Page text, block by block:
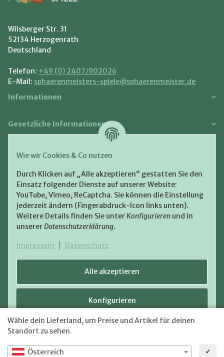
Wähle dein Lieferland, um Preise und Artikel für deinen
Standort zu sehen.
Österreich ✔
Alle akzeptieren
Konfigurieren
Wie wir Cookies & Co nutzen
Durch Klicken auf „Alle akzeptieren“ gestatten Sie den
Einsatz folgender Dienste auf unserer Website:
YouTube, Vimeo, ReCaptcha. Sie können die Einstellung
jederzeit ändern (Fingerabdruck-Icon links unten).
Weitere Details finden Sie unterKonfigurieren und in
unsererDatenschutzerklärung.
Impressum Datenschutz
Wilsberger Str. 31
52134 Herzogenrath
Deutschland
Telefon: +49 (0) 2407/902026
E-Mail: sphaerenmeisters-spiele@sphaerenmeister.de
Informationen
Gesetzliche Informationen
Zugestellt durch:
* Alle Preise inkl. gesetzlicher USt., zzgl.